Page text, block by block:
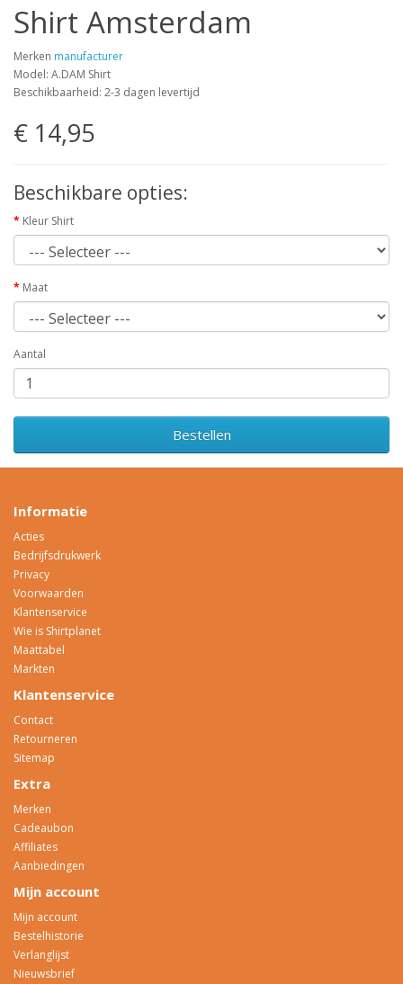
Shirt Amsterdam
Merken manufacturer
Model: A.DAM Shirt
Beschikbaarheid: 2-3 dagen levertijd
€ 14,95
Beschikbare opties:
Kleur Shirt
Maat
Aantal
Bestellen
Informatie
Acties
Bedrijfsdrukwerk
Privacy
Voorwaarden
Klantenservice
Wie is Shirtplanet
Maattabel
Markten
Klantenservice
Contact
Retourneren
Sitemap
Extra
Merken
Cadeaubon
Affiliates
Aanbiedingen
Mijn account
Mijn account
Bestelhistorie
Verlanglijst
Nieuwsbrief